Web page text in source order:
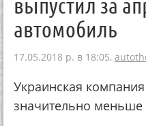
автомобиль
17.05.2018 р. в 18:05,
Украинская
значительно меньше